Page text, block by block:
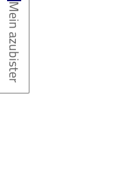
Mein azubister